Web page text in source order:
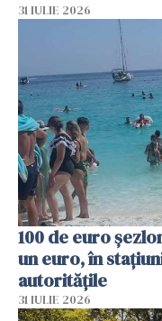
31 IULIE 2026
100 de euro
un euro, în
autoritățile
31 IULIE 2026